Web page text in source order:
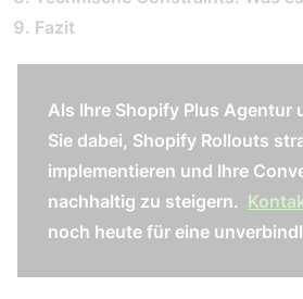
Fazit
Als Ihre Shopify Plus Agentur
Sie dabei, Shopify Rollouts
implementieren und Ihre
nachhaltig zu steigern.
noch heute für eine